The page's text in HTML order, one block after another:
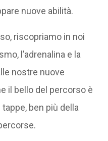
nuove abilità.
riscopriamo in noi
l’adrenalina e la
nostre nuove
il bello del percorso è
ben più della